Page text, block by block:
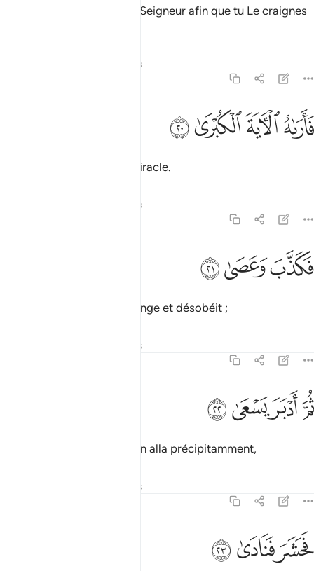
et que je te guide vers ton Seigneur afin que tu Le craignes
Réflexions
فاراه الاية الكبرى ٢٠
فَأَرَىٰهُ ٱلْـَٔايَةَ ٱلْكُبْرَىٰ ٢٠
ﱓﱔﱕﱖ
Il lui fit voir le très grand miracle.
Réflexions
فكذب وعصى ٢١
فَكَذَّبَ وَعَصَىٰ ٢١
ﱗﱘﱙ
Mais il le qualifia de mensonge et désobéit ;
Réflexions
ثم ادبر يسعى ٢٢
ثُمَّ أَدْبَرَ يَسْعَىٰ ٢٢
ﱚﱛﱜﱝ
ensuite, il tourna le dos, s’en alla précipitamment,
Réflexions
فحشر فنادى ٢٣
فَحَشَرَ فَنَادَىٰ ٢٣
ﱞﱟﱠ